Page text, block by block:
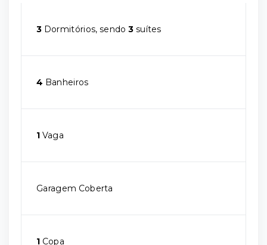
3 Dormitórios, sendo3 suítes
4 Banheiros
1 Vaga
Garagem Coberta
1 Copa